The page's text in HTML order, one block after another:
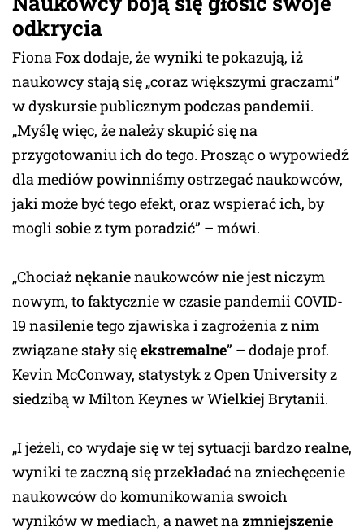
odkrycia
Fiona Fox dodaje, że wyniki te pokazują, iż
naukowcy stają się „coraz większymi graczami”
w dyskursie publicznym podczas pandemii.
„Myślę więc, że należy skupić się na
przygotowaniu ich do tego. Prosząc o wypowiedź
dla mediów powinniśmy ostrzegać naukowców,
jaki może być tego efekt, oraz wspierać ich, by
mogli sobie z tym poradzić” – mówi.
„Chociaż nękanie naukowców nie jest niczym
nowym, to faktycznie w czasie pandemii COVID-
19 nasilenie tego zjawiska i zagrożenia z nim
związane stały sięekstremalne” – dodaje prof.
Kevin McConway, statystyk z Open University z
siedzibą w Milton Keynes w Wielkiej Brytanii.
„I jeżeli, co wydaje się w tej sytuacji bardzo realne,
wyniki te zaczną się przekładać na zniechęcenie
naukowców do komunikowania swoich
wyników w mediach, a nawet na zmniejszenie